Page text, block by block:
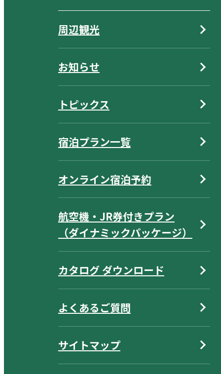
周辺観光
お知らせ
トピックス
宿泊プラン一覧
オンライン宿泊予約
航空機・JR券付きプラン
（ダイナミックパッケージ）
カタログ ダウンロード
よくあるご質問
サイトマップ